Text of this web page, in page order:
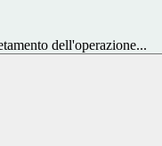
dell'operazione...